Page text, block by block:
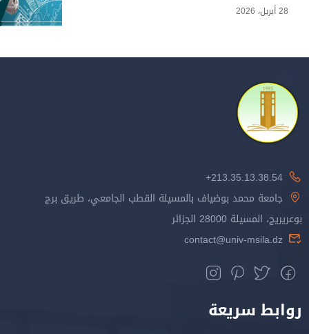
28 أبريل، 2026
213.35.13.38.54+
جامعة محمد بوضياف بالمسيلة القطب الجامعي، طريق برج
بوعريريج، المسيلة 28000 الجزائر
contact@univ-msila.dz
روابط سريعة